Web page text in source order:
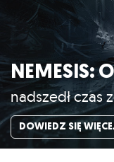
NEMESIS:
nadszedł czas
DOWIEDZ SIĘ